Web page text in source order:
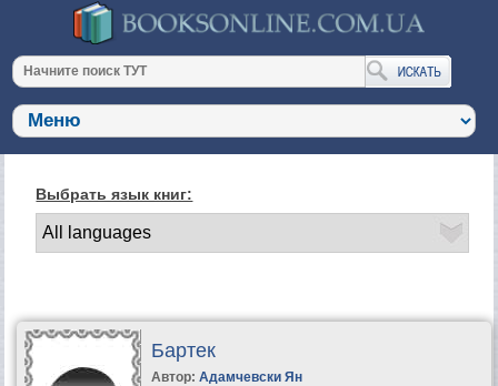
Выбрать язык книг:
Бартек
Автор: Адамчевски Ян